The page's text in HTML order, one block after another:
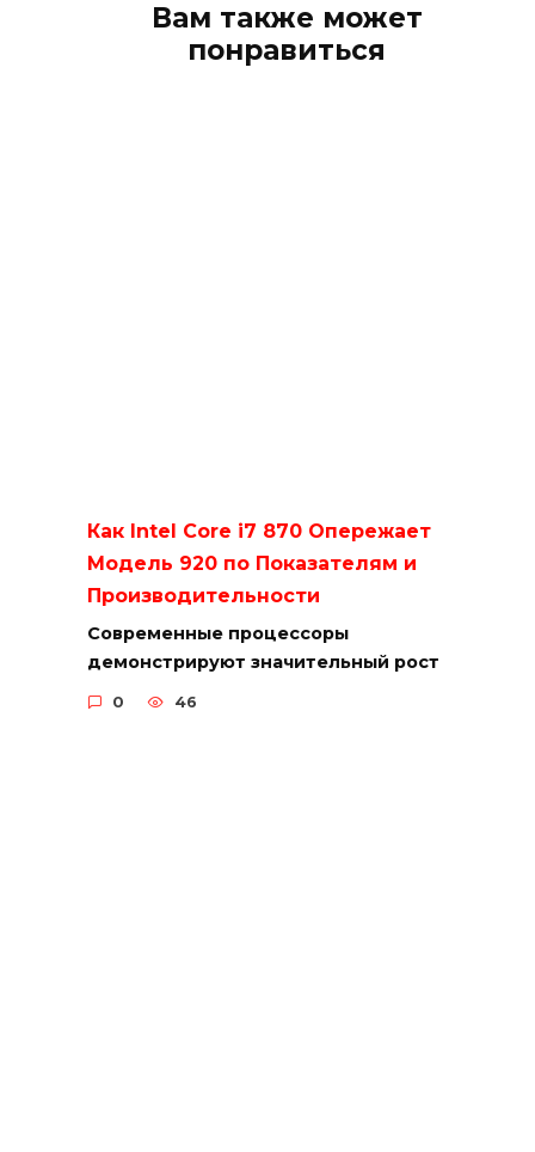
Вам также может
понравиться
Как Intel Core i7 870 Опережает
Модель 920 по Показателям и
Производительности
Современные процессоры
демонстрируют значительный рост
0 46